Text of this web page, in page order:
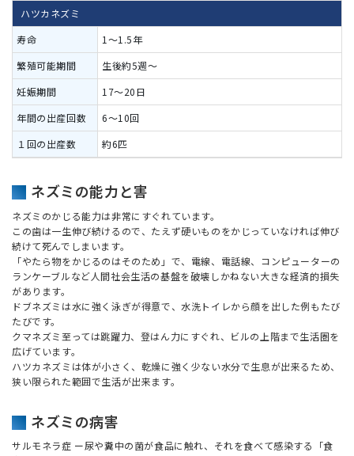
ハツカネズミ
1～1.5年
生後約5週～
17～20日
6～10回
約6匹
ネズミの能力と害
ネズミのかじる能力は非常にすぐれています。
この歯は一生伸び続けるので、たえず硬いものをかじっていなければ伸び
続けて死んでしまいます。
「やたら物をかじるのはそのため」で、電線、電話線、コンピューターの
ランケーブルなど人間社会生活の基盤を破壊しかねない大きな経済的損失
があります。
ドブネズミは水に強く泳ぎが得意で、水洗トイレから顔を出した例もたび
たびです。
クマネズミ至っては跳躍力、登はん力にすぐれ、ビルの上階まで生活圏を
広げています。
ハツカネズミは体が小さく、乾燥に強く少ない水分で生息が出来るため、
狭い限られた範囲で生活が出来ます。
ネズミの病害
サルモネラ症 ー尿や糞中の菌が食品に触れ、それを食べて感染する「食